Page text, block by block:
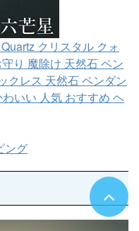
クリスタル クォ
り 魔除け 天然石 ペン
クレス 天然石 ペンダン
いい 人気 おすすめ ヘ
ング